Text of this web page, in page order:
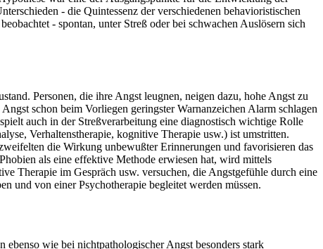
- die Quintessenz der verschiedenen behavioristischen
- spontan, unter Streß oder bei schwachen Auslösern sich
Personen, die ihre Angst leugnen, neigen dazu, hohe Angst zu
schon beim Vorliegen geringster Warnanzeichen Alarm schlagen
auch in der Streßverarbeitung eine diagnostisch wichtige Rolle
Verhaltenstherapie, kognitive Therapie usw.) ist umstritten.
die Wirkung unbewußter Erinnerungen und favorisieren das
als eine effektive Methode erwiesen hat, wird mittels
Therapie im Gespräch usw. versuchen, die Angstgefühle durch eine
und von einer Psychotherapie begleitet werden müssen.
wie bei nichtpathologischer Angst besonders stark